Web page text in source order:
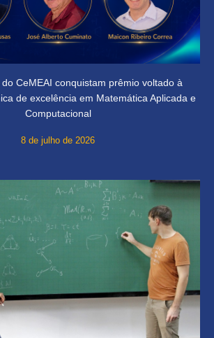
CeMEAI conquistam prêmio voltado à
de excelência em Matemática Aplicada e
Computacional
8 de julho de 2026